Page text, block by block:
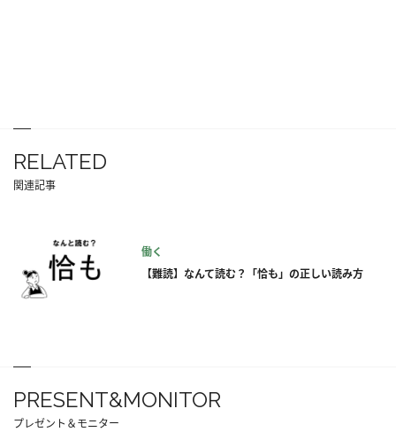
RELATED
関連記事
働く
【難読】なんて読む？「恰も」の正しい読み方
PRESENT&MONITOR
プレゼント＆モニター